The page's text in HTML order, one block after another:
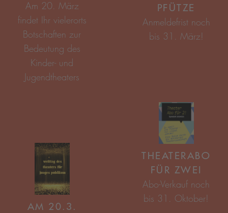
PFÜTZE
THEATERABO
FÜR ZWEI
AM 20.3.